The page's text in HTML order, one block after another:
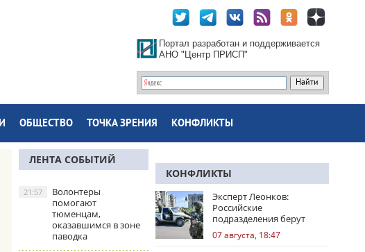
Портал разработан и поддерживается
АНО "Центр ПРИСП"
ОБЩЕСТВО ТОЧКА ЗРЕНИЯ КОНФЛИКТЫ
ЛЕНТА СОБЫТИЙ
Волонтеры
помогают
тюменцам,
оказавшимся в зоне
паводка
21:57
КОНФЛИКТЫ
Эксперт Леонков:
Российские
подразделения берут
Доброполье в клещи
07 августа, 18:47